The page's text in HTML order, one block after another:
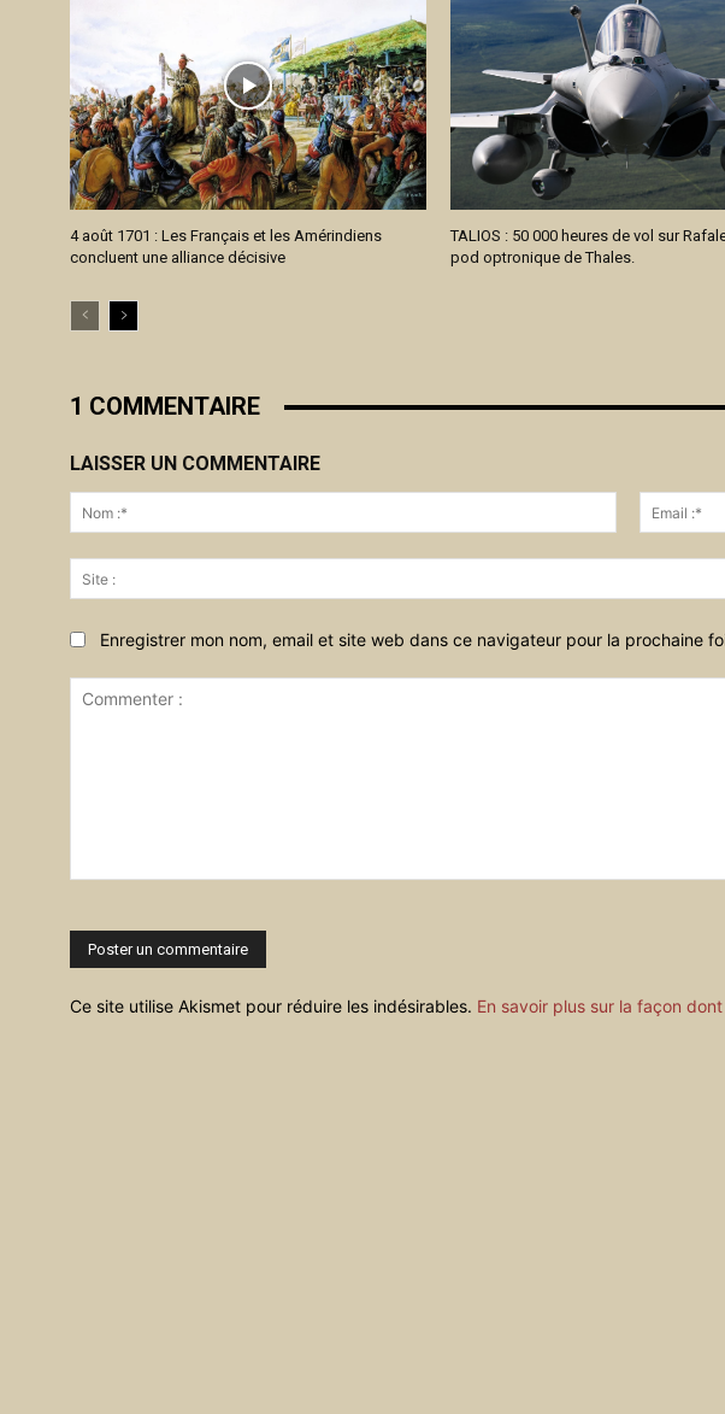
4 août 1701 : Les Français et les Amérindiens
concluent une alliance décisive
TALIOS : 50 000 heures de vol sur
pod optronique de Thales.
1 COMMENTAIRE
LAISSER UN COMMENTAIRE
Nom
:*
Enregistrer mon nom, email et site web dans ce navigateur pour la prochaine
Ce site utilise Akismet pour réduire les indésirables. En savoir plus sur la façon